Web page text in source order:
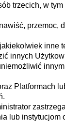
trzecich, w
przemoc,
inne
innych
Platformach
lub instytucjom